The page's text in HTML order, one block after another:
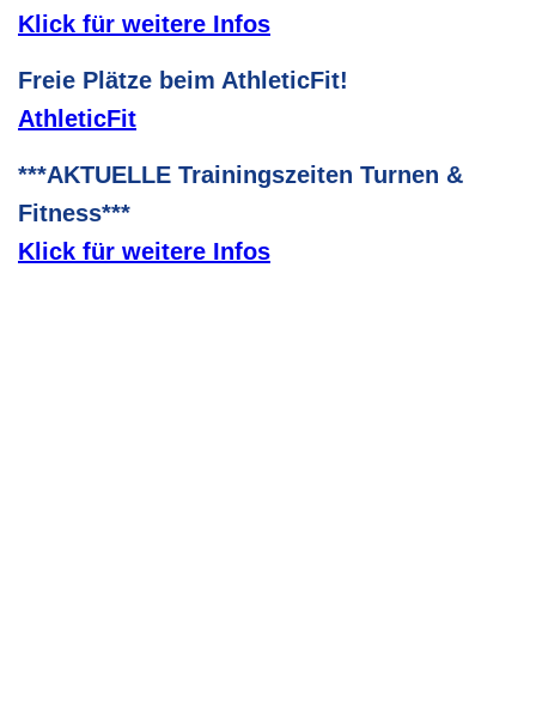
Klick für weitere Infos
Freie Plätze beim AthleticFit!
AthleticFit
***AKTUELLE Trainingszeiten Turnen &
Fitness***
Klick für weitere Infos